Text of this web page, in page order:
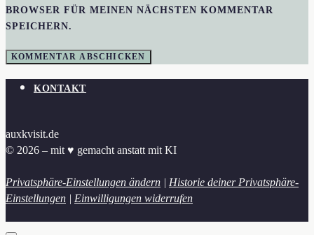
BROWSER FÜR MEINEN NÄCHSTEN KOMMENTAR
SPEICHERN.
KONTAKT
auxkvisit.de
© 2026 – mit ♥︎ gemacht anstatt mit KI
Privatsphäre-Einstellungen ändern | Historie deiner Privatsphäre-
Einstellungen | Einwilligungen widerrufen